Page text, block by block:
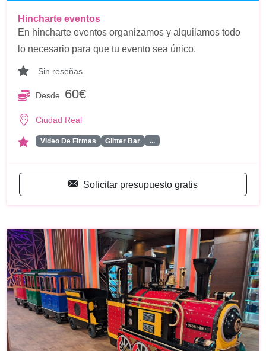
Hincharte eventos
En hincharte eventos organizamos y alquilamos todo
lo necesario para que tu evento sea único.
Sin reseñas
Desde 60€
Ciudad Real
Video De Firmas Glitter Bar ...
Solicitar presupuesto gratis